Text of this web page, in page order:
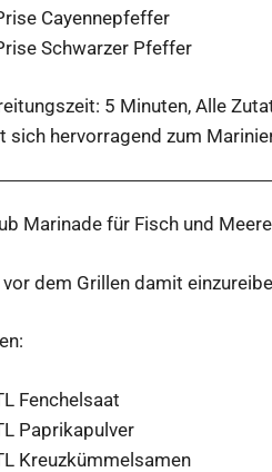
Cayennepfeffer
Schwarzer Pfeffer
5 Minuten, Alle
sich hervorragend zum
Marinade für Fisch und
vor dem Grillen damit
Fenchelsaat
Paprikapulver
Kreuzkümmelsamen